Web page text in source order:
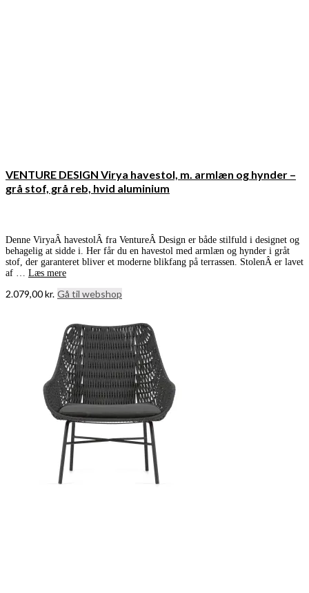
VENTURE DESIGN Virya havestol, m. armlæn og hynder –
grå stof, grå reb, hvid aluminium
Denne ViryaÂ havestolÂ fra VentureÂ Design er både stilfuld i designet og
behagelig at sidde i. Her får du en havestol med armlæn og hynder i gråt
stof, der garanteret bliver et moderne blikfang på terrassen. StolenÂ er lavet
af … Læs mere
2.079,00kr. Gå til webshop